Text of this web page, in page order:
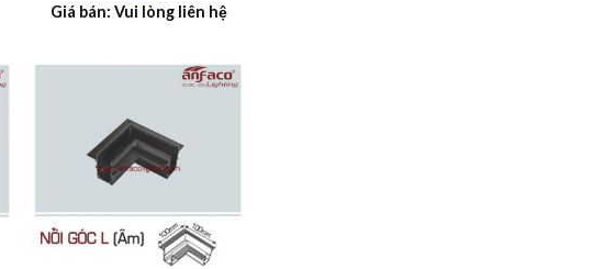
Giá bán: Vui lòng liên hệ